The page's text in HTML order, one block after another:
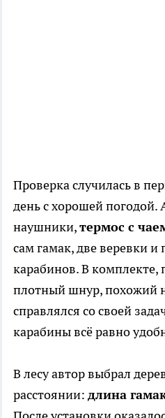
Проверка случилась в
день с хорошей погодой.
наушники,термос с
сам гамак, две веревки и
карабинов. В комплекте,
плотный шнур, похожий
справлялся со своей
карабины всё равно
В лесу автор выбрал
расстоянии: длина